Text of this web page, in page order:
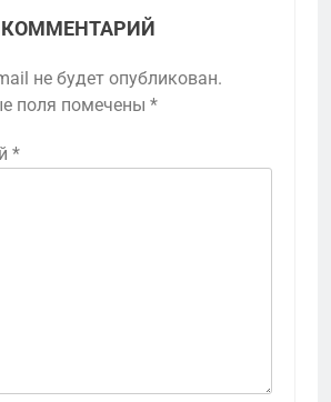
КОММЕНТАРИЙ
не будет опубликован.
поля помечены *
*